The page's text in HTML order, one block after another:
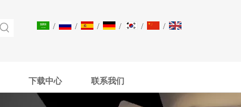
/ / / / / /
下载中心 联系我们